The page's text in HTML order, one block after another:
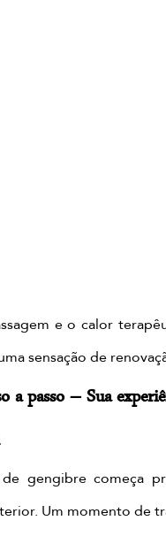
e o calor
sensação de
a passo – Sua
gengibre começa
Um momento de